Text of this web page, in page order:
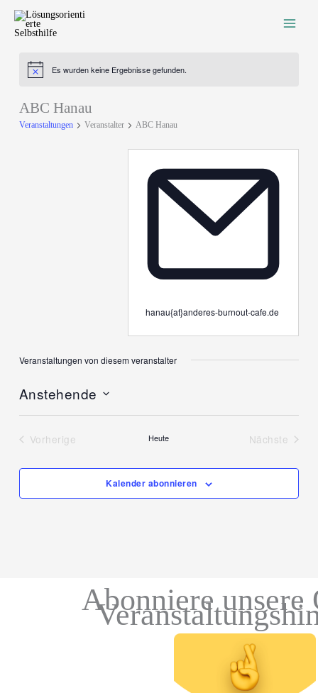
Inhalt
springen
HinweisEs wurden keine Ergebnisse gefunden.
ABC Hanau
Veranstaltungen Veranstalter ABC Hanau
Email
hanau{at}anderes-burnout-cafe.de
Veranstaltungen von diesem veranstalter
Anstehende
Vorherige
Heute
Nächste
Kalender abonnieren
Abonniere unsere